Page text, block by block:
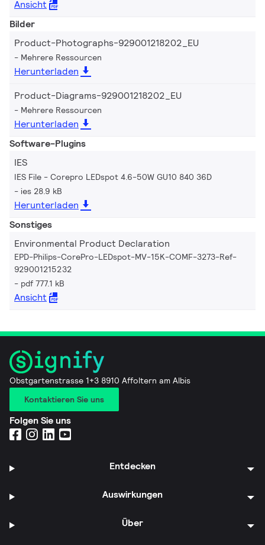
Ansicht
Bilder
Product-Photographs-929001218202_EU
Mehrere Ressourcen
Herunterladen
Product-Diagrams-929001218202_EU
Mehrere Ressourcen
Herunterladen
Software-Plugins
IES
IES File - Corepro LEDspot 4.6-50W GU10 840 36D
ies 28.9 kB
Herunterladen
Sonstiges
Environmental Product Declaration
EPD-Philips-CorePro-LEDspot-MV-15K-COMF-3273-Ref-
929001215232
pdf 777.1 kB
Ansicht
Obstgartenstrasse 1+3 8910 Affoltern am Albis
Kontaktieren Sie uns
Folgen Sie uns
Entdecken
Auswirkungen
Über